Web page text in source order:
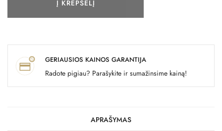
Į KREPŠELĮ
GERIAUSIOS KAINOS GARANTIJA
Radote pigiau? Parašykite ir sumažinsime kainą!
APRAŠYMAS